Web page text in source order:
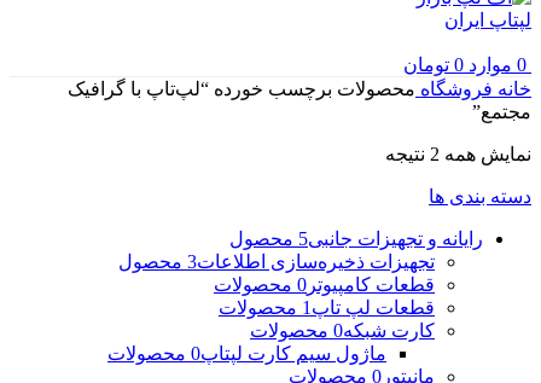
0 موارد 0 تومان
خانه فروشگاه محصولات برچسب خورده “لپ‌تاپ با گرافیک
مجتمع”
نمایش همه 2 نتیجه
دسته بندی ها
رایانه و تجهیزات جانبی5 محصول
تجهیزات ذخیره‌سازی اطلاعات3 محصول
قطعات کامپیوتر 0 محصولات
قطعات لپ تاپ 1 محصولات
کارت شبکه0 محصولات
ماژول سیم کارت لپتاپ0 محصولات
مانیتور 0 محصولات